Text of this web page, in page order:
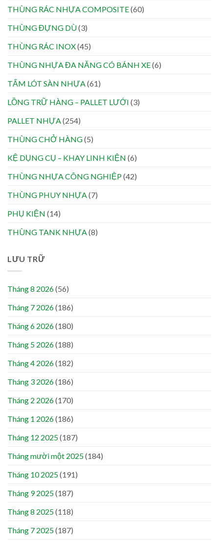
THÙNG RÁC NHỰA COMPOSITE(60)
THÙNG ĐỰNG DÙ(3)
THÙNG RÁC INOX(45)
THÙNG NHỰA ĐA NĂNG CÓ BÁNH XE(6)
TẤM LÓT SÀN NHỰA(61)
LỒNG TRỮ HÀNG – PALLET LƯỚI (3)
PALLET NHỰA(254)
THÙNG CHỞ HÀNG(5)
KỆ DỤNG CỤ – KHAY LINH KIỆN (6)
THÙNG NHỰA CÔNG NGHIỆP(42)
THÙNG PHUY NHỰA(7)
PHỤ KIỆN (14)
THÙNG TANK NHỰA(8)
LƯU TRỮ
Tháng 8 2026(56)
Tháng 7 2026(186)
Tháng 6 2026(180)
Tháng 5 2026(188)
Tháng 4 2026(182)
Tháng 3 2026(186)
Tháng 2 2026(170)
Tháng 1 2026(186)
Tháng 12 2025(187)
Tháng mười một 2025(184)
Tháng 10 2025(191)
Tháng 9 2025(187)
Tháng 8 2025(118)
Tháng 7 2025(187)